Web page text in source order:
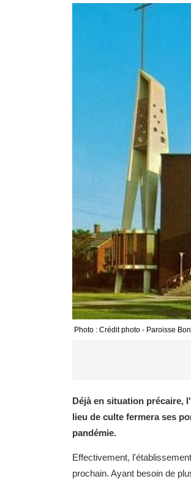
Photo : Crédit photo - Paroisse
Déjà en situation précaire,
lieu de culte fermera ses
pandémie.
Effectivement,
prochain. Ayant besoin de